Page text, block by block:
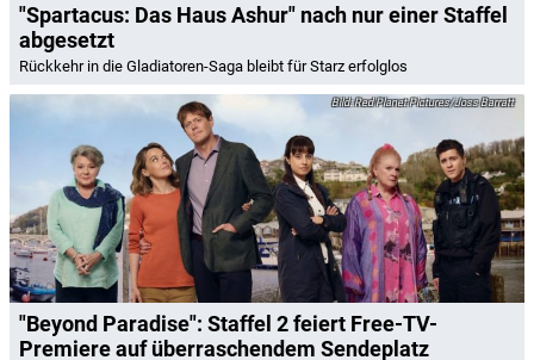
"Spartacus: Das Haus Ashur" nach nur einer Staffel
abgesetzt
Rückkehr in die Gladiatoren-Saga bleibt für Starz erfolglos
Red Planet Pictures/Joss Barratt
"Beyond Paradise": Staffel 2 feiert Free-TV-
Premiere auf überraschendem Sendeplatz